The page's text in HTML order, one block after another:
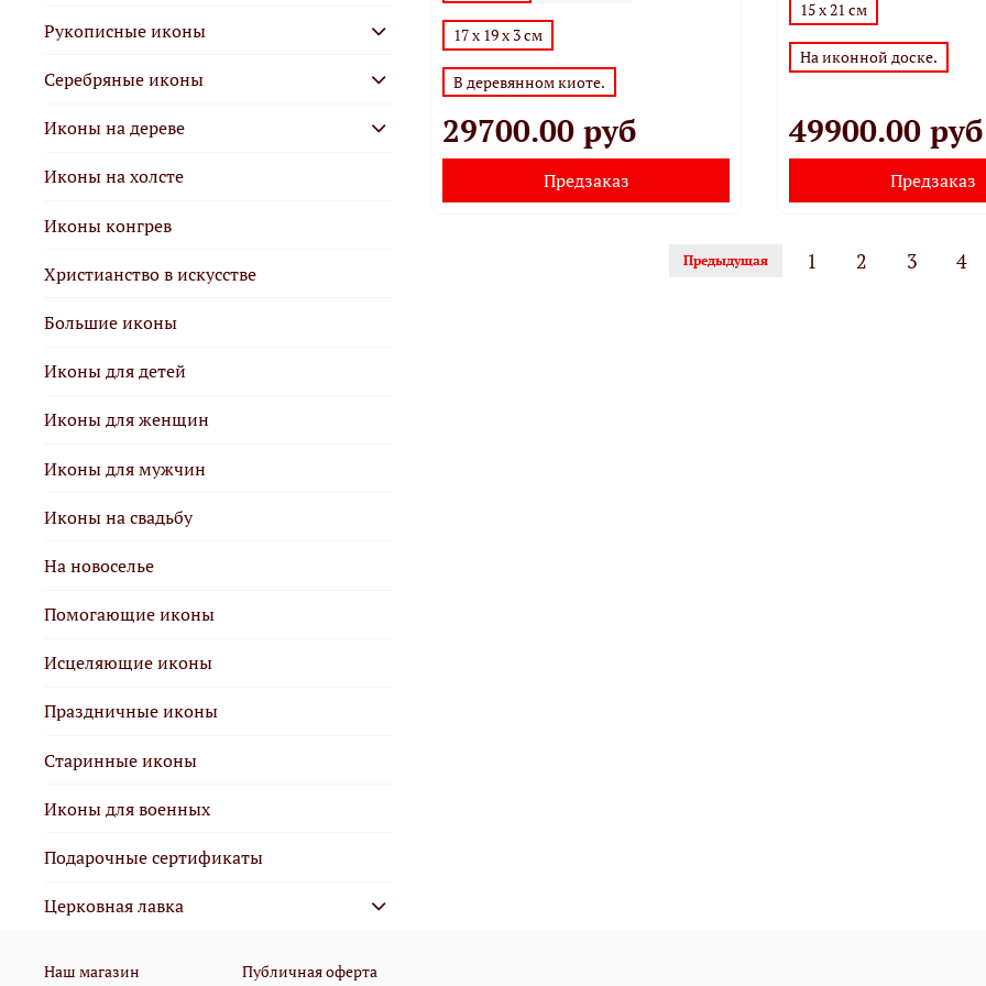
17 х 19 х 3 см
В деревянном киоте.
29700.00 руб
Предзаказ
15 х 21 см
На иконной доске.
49900.00 руб
Предзаказ
Предыдущая 1 2 3 4
Рукописные иконы
Серебряные иконы
Иконы на дереве
Иконы на холсте
Иконы конгрев
Христианство в искусстве
Большие иконы
Иконы для детей
Иконы для женщин
Иконы для мужчин
Иконы на свадьбу
На новоселье
Помогающие иконы
Исцеляющие иконы
Праздничные иконы
Старинные иконы
Иконы для военных
Подарочные сертификаты
Церковная лавка
Наш магазин Публичная оферта